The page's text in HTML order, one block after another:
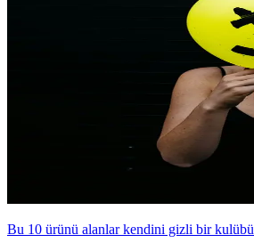
Bu 10 ürünü alanlar kendini gizli bir